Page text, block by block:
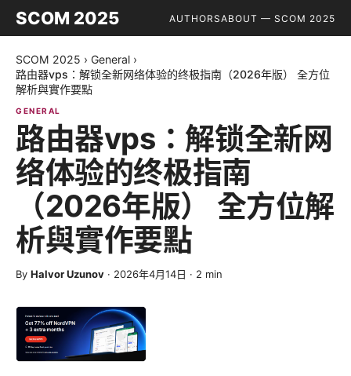
SCOM 2025 AUTHORSABOUT — SCOM 2025
SCOM 2025 › General ›
路由器vps：解锁全新网络体验的终极指南（2026年版） 全方位
解析與實作要點
GENERAL
路由器vps：解锁全新网
络体验的终极指南
（2026年版） 全方位解
析與實作要點
By Halvor Uzunov · 2026年4月14日 · 2 min